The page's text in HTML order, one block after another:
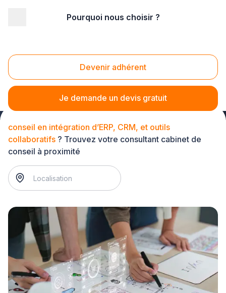
Pourquoi nous choisir ?
Devenir adhérent
Je demande un devis gratuit
Conseil en intégration d’ERP, CRM, et outils
collaboratifs
conseil en intégration d’ERP, CRM, et outils
collaboratifs ? Trouvez votre consultant cabinet de
conseil à proximité